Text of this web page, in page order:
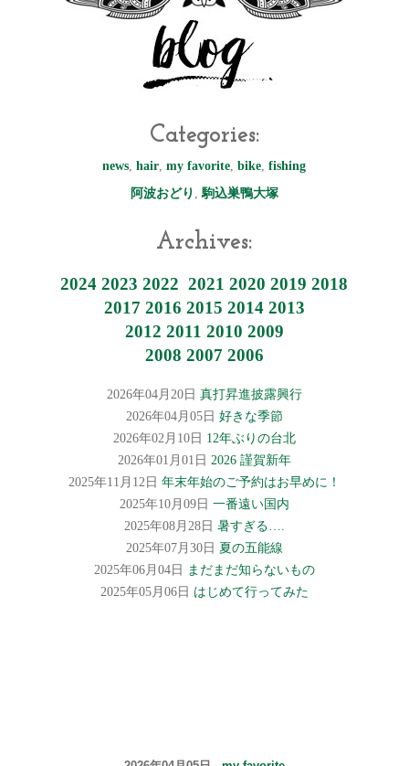
Categories:
news,hair,my favorite,bike,fishing
阿波おどり ,駒込巣鴨大塚
Archives:
2024 2023 2022 2021 2020 2019 2018
2017 2016 2015 2014 2013
2012 2011 2010 2009
2008 2007 2006
2026年04月20日 真打昇進披露興行
2026年04月05日 好きな季節
2026年02月10日 12年ぶりの台北
2026年01月01日 2026 謹賀新年
2025年11月12日 年末年始のご予約はお早めに！
2025年10月09日 一番遠い国内
2025年08月28日 暑すぎる….
2025年07月30日 夏の五能線
2025年06月04日 まだまだ知らないもの
2025年05月06日 はじめて行ってみた